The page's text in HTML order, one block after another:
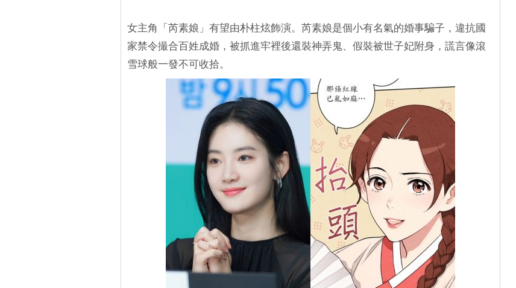
女主角「芮素娘」有望由朴柱炫飾演。芮素娘是個小有名氣的婚事騙子，違抗國
家禁令撮合百姓成婚，被抓進牢裡後還裝神弄鬼、假裝被世子妃附身，謊言像滾
雪球般一發不可收拾。